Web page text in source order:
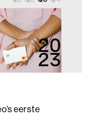
eerste